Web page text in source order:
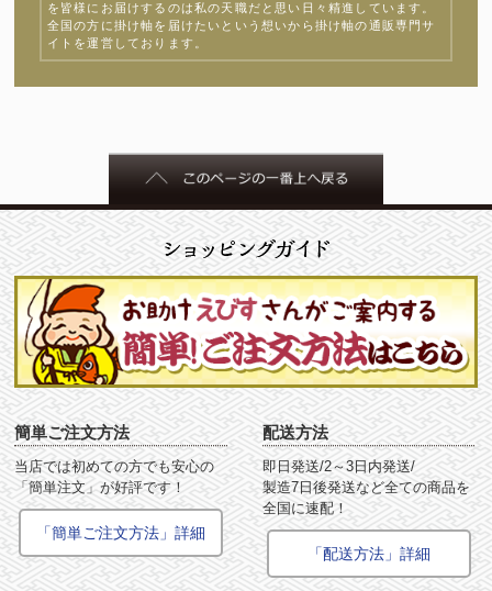
を皆様にお届けするのは私の天職だと思い日々精進しています。
全国の方に掛け軸を届けたいという想いから掛け軸の通販専門サ
イトを運営しております。
簡単ご注文方法
当店では初めての方でも安心の
「簡単注文」が好評です！
「簡単ご注文方法」詳細
配送方法
即日発送/2～3日内発送/
製造7日後発送など全ての商品を
全国に速配！
「配送方法」詳細